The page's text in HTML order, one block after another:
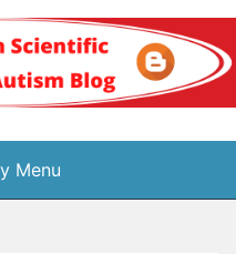
на
научно
Menu